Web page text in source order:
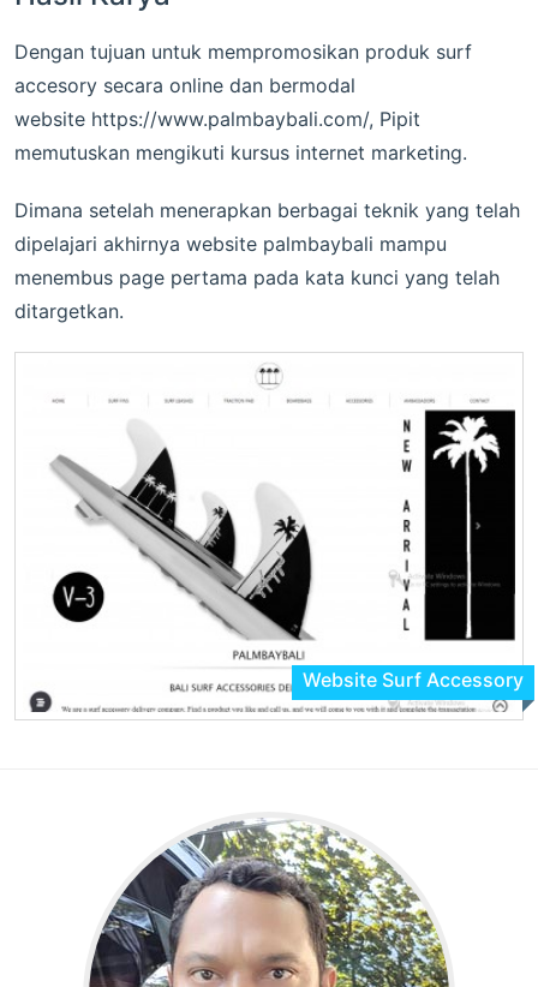
Dengan tujuan untuk mempromosikan produk surf
accesory secara online dan bermodal
website https://www.palmbaybali.com/, Pipit
memutuskan mengikuti kursus internet marketing.
Dimana setelah menerapkan berbagai teknik yang telah
dipelajari akhirnya website palmbaybali mampu
menembus page pertama pada kata kunci yang telah
ditargetkan.
Website Surf Accessory